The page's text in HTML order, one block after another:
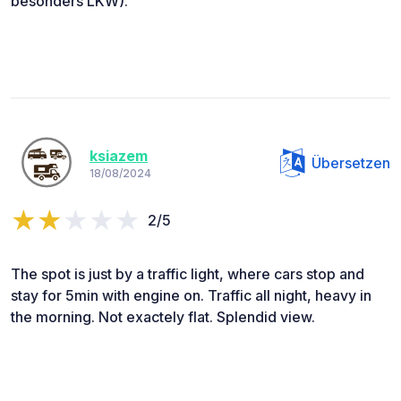
ksiazem
18/08/2024
Übersetzen
2/5
The spot is just by a traffic light, where cars stop and
stay for 5min with engine on. Traffic all night, heavy in
the morning. Not exactely flat. Splendid view.